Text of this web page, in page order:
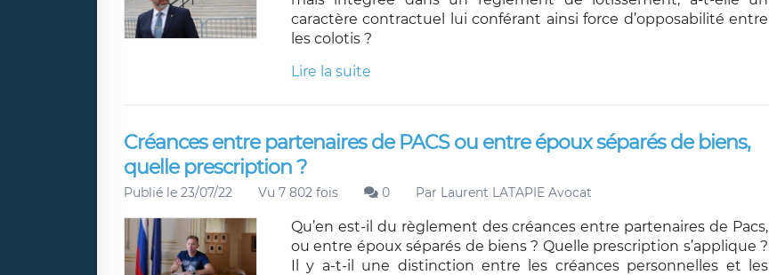
caractère contractuel lui conférant ainsi force d’opposabilité entre
les colotis ?
Lire la suite
Créances entre partenaires de PACS ou entre époux séparés de biens,
quelle prescription ?
Publié le 23/07/22 Vu 7 802 fois 0 Par Laurent LATAPIE Avocat
Qu’en est-il du règlement des créances entre partenaires de Pacs,
ou entre époux séparés de biens ? Quelle prescription s’applique ?
Il y a-t-il une distinction entre les créances personnelles et les